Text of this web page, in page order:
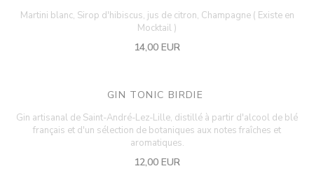
Martini blanc, Sirop d'hibiscus, jus de citron, Champagne ( Existe en
Mocktail )
14,00 EUR
GIN TONIC BIRDIE
Gin artisanal de Saint-André-Lez-Lille, distillé à partir d'alcool de blé
français et d'un sélection de botaniques aux notes fraîches et
aromatiques.
12,00 EUR